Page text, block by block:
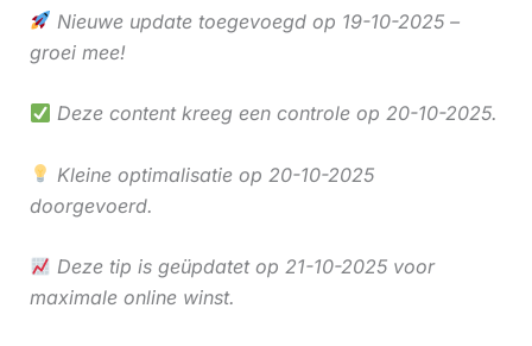
Nieuwe update toegevoegd op 19-10-2025 –
groei mee!
Deze content kreeg een controle op 20-10-2025.
Kleine optimalisatie op 20-10-2025
doorgevoerd.
Deze tip is geüpdatet op 21-10-2025 voor
maximale online winst.